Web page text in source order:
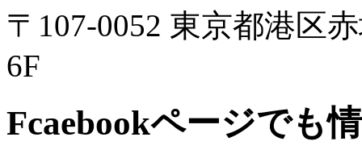
〒107-0052 東京都港区
6F
Fcaebookページでも